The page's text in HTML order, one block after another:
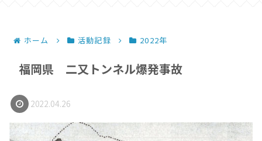
ホーム 活動記録 2022年
福岡県 二又トンネル爆発事故
2022.04.26